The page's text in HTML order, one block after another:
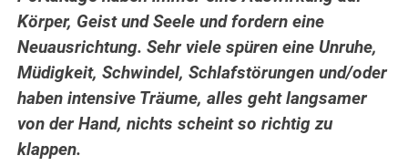
Körper, Geist und Seele und fordern eine
Neuausrichtung. Sehr viele spüren eine Unruhe,
Müdigkeit, Schwindel, Schlafstörungen und/oder
haben intensive Träume, alles geht langsamer
von der Hand, nichts scheint so richtig zu
klappen.